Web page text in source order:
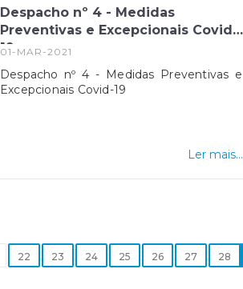
Despacho nº 4 - Medidas
Preventivas e Excepcionais Covid-
19
01-MAR-2021
Despacho nº 4 - Medidas Preventivas e
Excepcionais Covid-19
Ler mais...
22 23 24 25 26 27 28